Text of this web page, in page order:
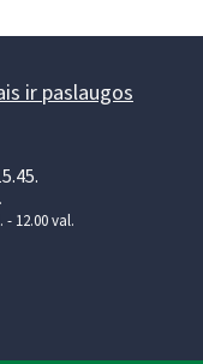
ir paslaugos
12.00 val.